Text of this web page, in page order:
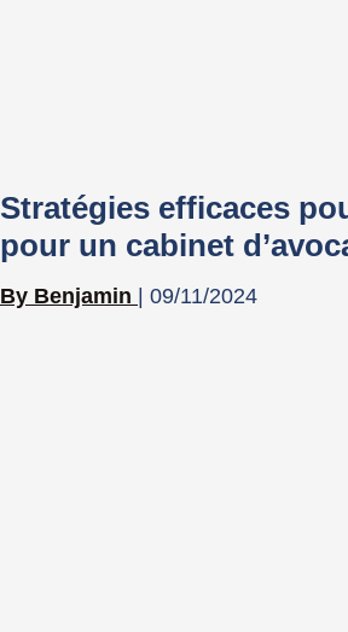
Stratégies efficaces
pour un cabinet
Benjamin 09/11/2024